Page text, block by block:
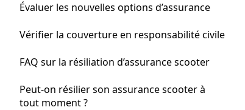
Évaluer les nouvelles options d’assurance
Vérifier la couverture en responsabilité civile
FAQ sur la résiliation d’assurance scooter
Peut-on résilier son assurance scooter à
tout moment ?